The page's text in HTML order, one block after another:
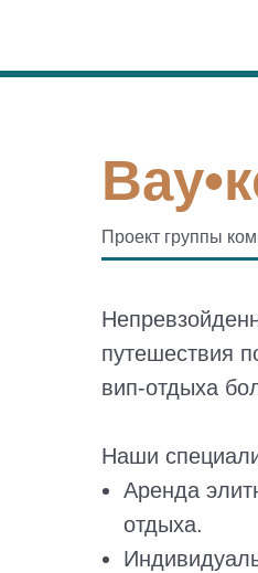
Проект группы
путешествия
вип-отдыха
Наши
Аренда
отдыха.